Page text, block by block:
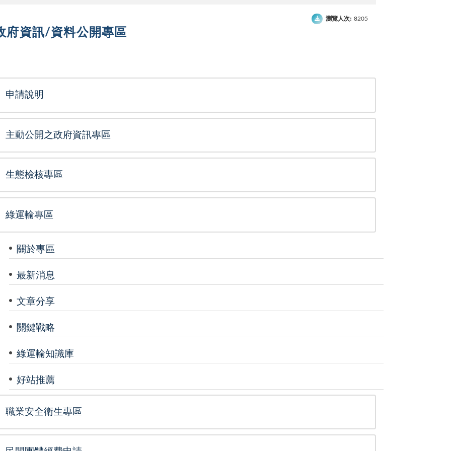
瀏覽人次: 8205
府資訊/資料公開專區
申請說明
主動公開之政府資訊專區
生態檢核專區
綠運輸專區
關於專區
最新消息
文章分享
關鍵戰略
綠運輸知識庫
好站推薦
職業安全衛生專區